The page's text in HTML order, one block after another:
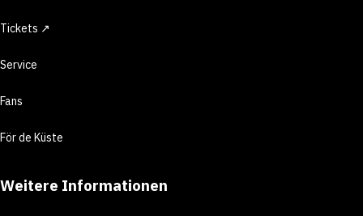
Tickets ↗
Service
Fans
För de Küste
Weitere Informationen